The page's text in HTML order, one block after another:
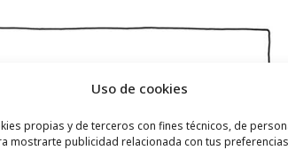
Uso de cookies
propias y de terceros con fines técnicos, de
mostrarte publicidad relacionada con tus